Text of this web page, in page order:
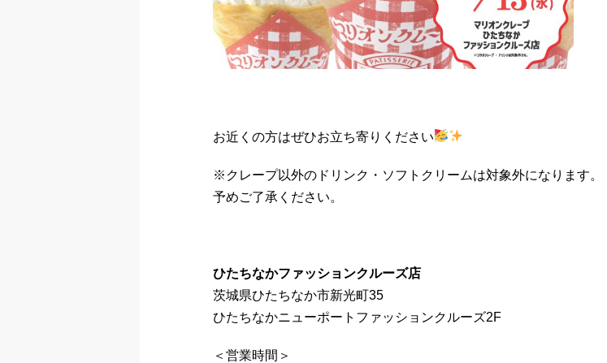
お近くの方はぜひお立ち寄りください
※クレープ以外のドリンク・ソフトクリームは対象外になります。
予めご了承ください。
ひたちなかファッションクルーズ店
茨城県ひたちなか市新光町35
ひたちなかニューポートファッションクルーズ2F
＜営業時間＞